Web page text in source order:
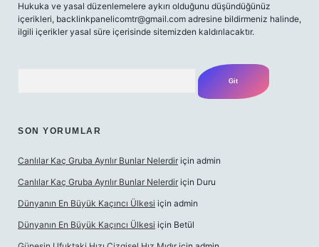
Hukuka ve yasal düzenlemelere aykırı olduğunu düşündüğünüz
içerikleri, backlinkpanelicomtr@gmail.com adresine bildirmeniz halinde,
ilgili içerikler yasal süre içerisinde sitemizden kaldırılacaktır.
SON YORUMLAR
Canlılar Kaç Gruba Ayrılır Bunlar Nelerdir için admin
Canlılar Kaç Gruba Ayrılır Bunlar Nelerdir için Duru
Dünyanın En Büyük Kaçıncı Ülkesi için admin
Dünyanın En Büyük Kaçıncı Ülkesi için Betül